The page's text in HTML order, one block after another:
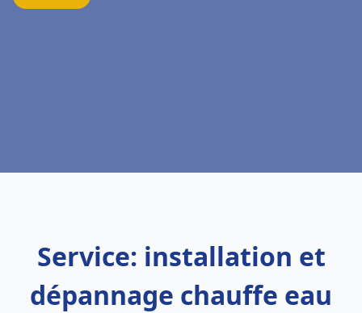
Service: installation et
dépannage chauffe eau